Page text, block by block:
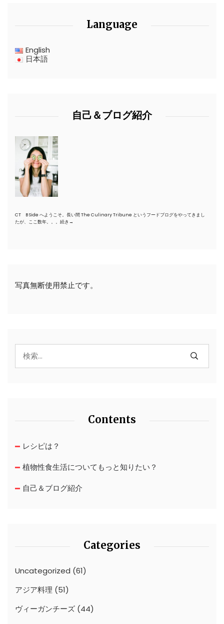
Language
English
日本語
自己＆ブログ紹介
CT B Side へようこそ。長い間 The Culinary Tribune というフードブログをやってきまし
たが、ここ数年。。。 続き→
写真無断使用禁止です。
Contents
レシピは？
植物性食生活についてもっと知りたい？
自己＆ブログ紹介
Categories
Uncategorized (61)
アジア料理 (51)
ヴィーガンチーズ (44)